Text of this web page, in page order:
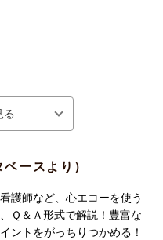
ースより）
護師など、心エコーを使う
Ｑ＆Ａ形式で解説！豊富な
ントをがっちりつかめる！